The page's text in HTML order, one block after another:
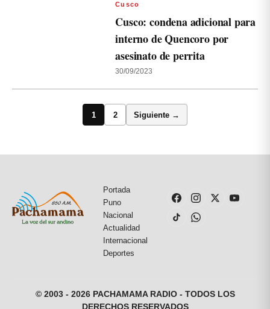
Cusco
Cusco: condena adicional para
interno de Quencoro por
asesinato de perrita
30/09/2023
1 2 Siguiente →
Portada
Puno
Nacional
Actualidad
Internacional
Deportes
© 2003 - 2026 PACHAMAMA RADIO - TODOS LOS
DERECHOS RESERVADOS